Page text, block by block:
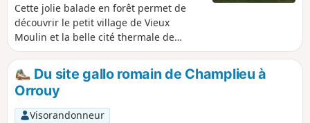
Cette jolie balade en forêt permet de
découvrir le petit village de Vieux
Moulin et la belle cité thermale de
Pierrefonds, connue dans la France
entière pour son château médiéval du
XIXe siècle ! À voir aussi le Prieuré du
Mont Saint-Pierre, le Pavillon Eugénie et
l'Étang Saint-Pierre au retour.
Du site gallo romain de Champlieu à
Orrouy
Visorandonneur